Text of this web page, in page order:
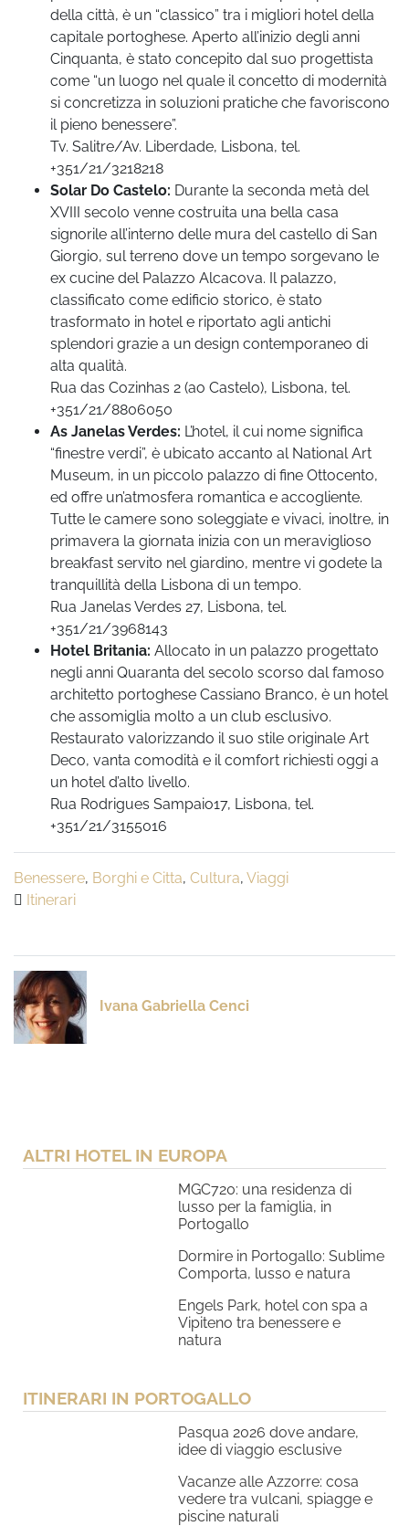
della città, è un “classico” tra i migliori hotel della
capitale portoghese. Aperto all’inizio degli anni
Cinquanta, è stato concepito dal suo progettista
come “un luogo nel quale il concetto di modernità
si concretizza in soluzioni pratiche che favoriscono
il pieno benessere”.
Tv. Salitre/Av. Liberdade, Lisbona, tel.
+351/21/3218218
Solar Do Castelo: Durante la seconda metà del
XVIII secolo venne costruita una bella casa
signorile all’interno delle mura del castello di San
Giorgio, sul terreno dove un tempo sorgevano le
ex cucine del Palazzo Alcacova. Il palazzo,
classificato come edificio storico, è stato
trasformato in hotel e riportato agli antichi
splendori grazie a un design contemporaneo di
alta qualità.
Rua das Cozinhas 2 (ao Castelo), Lisbona, tel.
+351/21/8806050
As Janelas Verdes: L’hotel, il cui nome significa
“finestre verdi”, è ubicato accanto al National Art
Museum, in un piccolo palazzo di fine Ottocento,
ed offre un’atmosfera romantica e accogliente.
Tutte le camere sono soleggiate e vivaci, inoltre, in
primavera la giornata inizia con un meraviglioso
breakfast servito nel giardino, mentre vi godete la
tranquillità della Lisbona di un tempo.
Rua Janelas Verdes 27, Lisbona, tel.
+351/21/3968143
Hotel Britania: Allocato in un palazzo progettato
negli anni Quaranta del secolo scorso dal famoso
architetto portoghese Cassiano Branco, è un hotel
che assomiglia molto a un club esclusivo.
Restaurato valorizzando il suo stile originale Art
Deco, vanta comodità e il comfort richiesti oggi a
un hotel d’alto livello.
Rua Rodrigues Sampaio17, Lisbona, tel.
+351/21/3155016
Benessere, Borghi e Citta, Cultura, Viaggi
Itinerari
Ivana Gabriella Cenci
ALTRI HOTEL IN EUROPA
MGC720: una residenza di
lusso per la famiglia, in
Portogallo
Dormire in Portogallo: Sublime
Comporta, lusso e natura
Engels Park, hotel con spa a
Vipiteno tra benessere e
natura
ITINERARI IN PORTOGALLO
Pasqua 2026 dove andare,
idee di viaggio esclusive
Vacanze alle Azzorre: cosa
vedere tra vulcani, spiagge e
piscine naturali